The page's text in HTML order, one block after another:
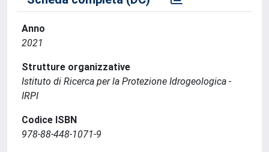
Anno
2021
Strutture organizzative
Istituto di Ricerca per la Protezione Idrogeologica -
IRPI
Codice ISBN
978-88-448-1071-9